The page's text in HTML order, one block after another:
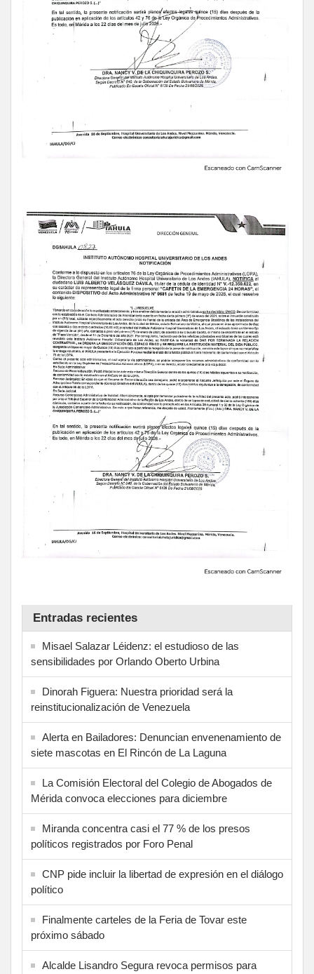
Entradas recientes
Misael Salazar Léidenz: el estudioso de las
sensibilidades por Orlando Oberto Urbina
Dinorah Figuera: Nuestra prioridad será la
reinstitucionalización de Venezuela
Alerta en Bailadores: Denuncian envenenamiento de
siete mascotas en El Rincón de La Laguna
La Comisión Electoral del Colegio de Abogados de
Mérida convoca elecciones para diciembre
Miranda concentra casi el 77 % de los presos
políticos registrados por Foro Penal
CNP pide incluir la libertad de expresión en el diálogo
político
Finalmente carteles de la Feria de Tovar este
próximo sábado
Alcalde Lisandro Segura revoca permisos para